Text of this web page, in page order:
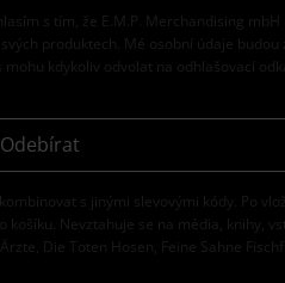
s tím, že E.M.P. Merchandising
produktech. Mé osobní údaje budou
mohu kdykoliv odvolat na odhlašovací
Odebírat
s jinými slevovými kódy. Po
Nevztahuje se na média, knihy,
Die Toten Hosen, Feine Sahne